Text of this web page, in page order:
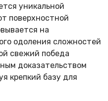
уникальной
поверхностной
на
одоления сложностей
свежий победа
доказательством
крепкий базу для